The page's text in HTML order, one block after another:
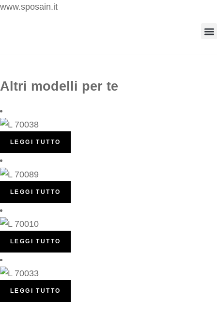
www.sposain.it
Altri modelli per te
LEGGI TUTTO
LEGGI TUTTO
LEGGI TUTTO
LEGGI TUTTO